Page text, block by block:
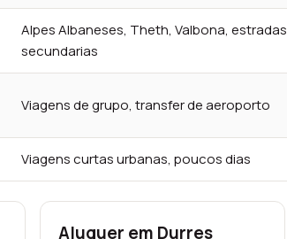
Alpes Albaneses, Theth, Valbona, estradas
secundarias
Viagens de grupo, transfer de aeroporto
Viagens curtas urbanas, poucos dias
Aluguer em Durres